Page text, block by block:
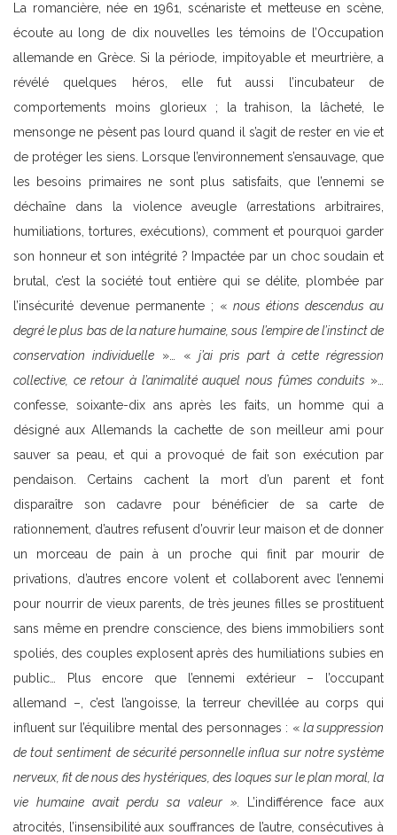
La romancière, née en 1961, scénariste et metteuse en scène,
écoute au long de dix nouvelles les témoins de l’Occupation
allemande en Grèce. Si la période, impitoyable et meurtrière, a
révélé quelques héros, elle fut aussi l’incubateur de
comportements moins glorieux ; la trahison, la lâcheté, le
mensonge ne pèsent pas lourd quand il s’agit de rester en vie et
de protéger les siens. Lorsque l’environnement s’ensauvage, que
les besoins primaires ne sont plus satisfaits, que l’ennemi se
déchaîne dans la violence aveugle (arrestations arbitraires,
humiliations, tortures, exécutions), comment et pourquoi garder
son honneur et son intégrité ? Impactée par un choc soudain et
brutal, c’est la société tout entière qui se délite, plombée par
l’insécurité devenue permanente ; « nous étions descendus au
degré le plus bas de la nature humaine, sous l’empire de l’instinct de
conservation individuelle »… « j’ai pris part à cette régression
collective, ce retour à l’animalité auquel nous fûmes conduits »…
confesse, soixante-dix ans après les faits, un homme qui a
désigné aux Allemands la cachette de son meilleur ami pour
sauver sa peau, et qui a provoqué de fait son exécution par
pendaison. Certains cachent la mort d’un parent et font
disparaître son cadavre pour bénéficier de sa carte de
rationnement, d’autres refusent d’ouvrir leur maison et de donner
un morceau de pain à un proche qui finit par mourir de
privations, d’autres encore volent et collaborent avec l’ennemi
pour nourrir de vieux parents, de très jeunes filles se prostituent
sans même en prendre conscience, des biens immobiliers sont
spoliés, des couples explosent après des humiliations subies en
public… Plus encore que l’ennemi extérieur – l’occupant
allemand –, c’est l’angoisse, la terreur chevillée au corps qui
influent sur l’équilibre mental des personnages : « la suppression
de tout sentiment de sécurité personnelle influa sur notre système
nerveux, fit de nous des hystériques, des loques sur le plan moral, la
vie humaine avait perdu sa valeur ».
L’indifférence face aux
atrocités, l’insensibilité aux souffrances de l’autre, consécutives à